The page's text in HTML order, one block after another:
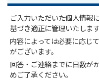
ご入力いただいた個人情報
基づき適正に管理いたします
内容によっては必要に応じ
がございます。
回答・ご連絡までに日数が
めご了承ください。